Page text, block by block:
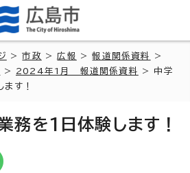
>市政 >広報 >報道関係資料
>
> 2024年1月 報道関係資料
> 中学
す！
務を1日体験します！